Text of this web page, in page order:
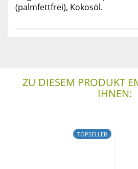
(palmfettfrei), Kokosöl.
ZU DIESEM PRODUKT
IHNEN:
TOPSELLER